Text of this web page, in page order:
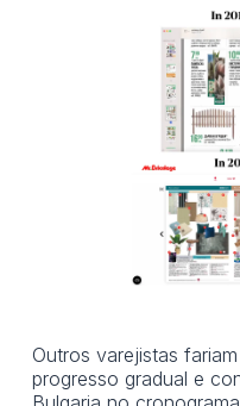
Outros varejistas
progresso gradual e